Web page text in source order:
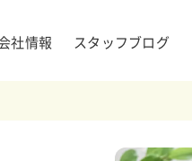
社情報 スタッフブログ